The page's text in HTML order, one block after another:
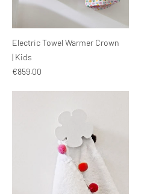
Electric Towel Warmer Crown
| Kids
€859.00